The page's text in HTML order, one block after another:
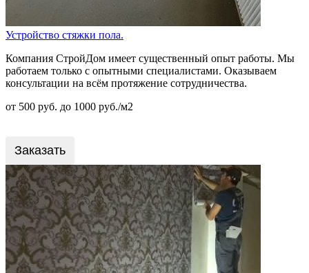
Устройство стяжки пола.
Компания СтройДом имеет существенный опыт работы. Мы
работаем только с опытными специалистами. Оказываем
консультации на всём протяжение сотрудничества.
от 500 руб. до 1000 руб./м2
Заказать